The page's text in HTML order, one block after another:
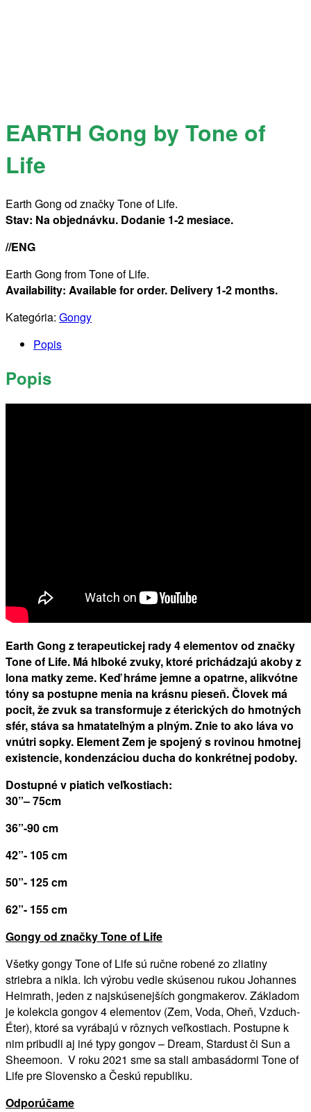
EARTH Gong by Tone of
Life
Earth Gong od značky Tone of Life.
Stav: Na objednávku. Dodanie 1-2 mesiace.
//ENG
Earth Gong from Tone of Life.
Availability: Available for order. Delivery 1-2 months.
Kategória: Gongy
Popis
Popis
Earth Gong z terapeutickej rady 4 elementov od značky
Tone of Life. Má hlboké zvuky, ktoré prichádzajú akoby z
lona matky zeme. Keď hráme jemne a opatrne, alikvótne
tóny sa postupne menia na krásnu pieseň. Človek má
pocit, že zvuk sa transformuje z éterických do hmotných
sfér, stáva sa hmatateľným a plným. Znie to ako láva vo
vnútri sopky. Element Zem je spojený s rovinou hmotnej
existencie, kondenzáciou ducha do konkrétnej podoby.
Dostupné v piatich veľkostiach:
30”– 75cm
36”-90 cm
42”- 105 cm
50”- 125 cm
62”- 155 cm
Gongy od značky Tone of Life
Všetky gongy Tone of Life sú ručne robené zo zliatiny
striebra a nikla. Ich výrobu vedie skúsenou rukou Johannes
Heimrath, jeden z najskúsenejších gongmakerov. Základom
je kolekcia gongov 4 elementov (Zem, Voda, Oheň, Vzduch-
Éter), ktoré sa vyrábajú v rôznych veľkostiach. Postupne k
nim pribudli aj iné typy gongov – Dream, Stardust či Sun a
Sheemoon. V roku 2021 sme sa stali ambasádormi Tone of
Life pre Slovensko a Českú republiku.
Odporúčame